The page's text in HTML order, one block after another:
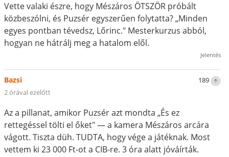
Vette valaki észre, hogy Mészáros ÖTSZÖR próbált
közbeszólni, és Puzsér egyszerűen folytatta? „Minden
egyes pontban tévedsz, Lőrinc." Mesterkurzus abból,
hogyan ne hátrálj meg a hatalom elől.
Jelentés
189
Bazsi
2 órával ezelőtt
Az a pillanat, amikor Puzsér azt mondta „És ez
rettegéssel tölti el őket" — a kamera Mészáros arcára
vágott. Tiszta düh. TUDTA, hogy vége a játéknak. Most
vettem ki 23 000 Ft-ot a CIB-re. 3 óra alatt jóváírták.